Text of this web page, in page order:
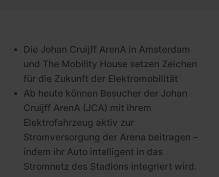
Investoren
Karriere
Die Johan Cruijff ArenA in Amsterdam
und The Mobility House setzen Zeichen
für die Zukunft der Elektromobilität
Ab heute können Besucher der Johan
Cruijff ArenA (JCA) mit ihrem
Elektrofahrzeug aktiv zur
Stromversorgung der Arena beitragen –
indem ihr Auto intelligent in das
Stromnetz des Stadions integriert wird.